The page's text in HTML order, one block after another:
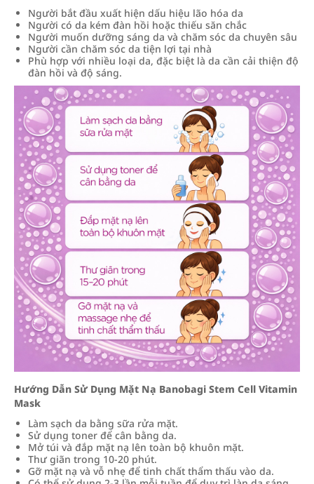
Người bắt đầu xuất hiện dấu hiệu lão hóa da
Người có da kém đàn hồi hoặc thiếu săn chắc
Người muốn dưỡng sáng da và chăm sóc da chuyên sâu
Người cần chăm sóc da tiện lợi tại nhà
Phù hợp với nhiều loại da, đặc biệt là da cần cải thiện độ
đàn hồi và độ sáng.
Hướng Dẫn Sử Dụng Mặt Nạ Banobagi Stem Cell Vitamin
Mask
Làm sạch da bằng sữa rửa mặt.
Sử dụng toner để cân bằng da.
Mở túi và đắp mặt nạ lên toàn bộ khuôn mặt.
Thư giãn trong 10-20 phút.
Gỡ mặt nạ và vỗ nhẹ để tinh chất thẩm thấu vào da.